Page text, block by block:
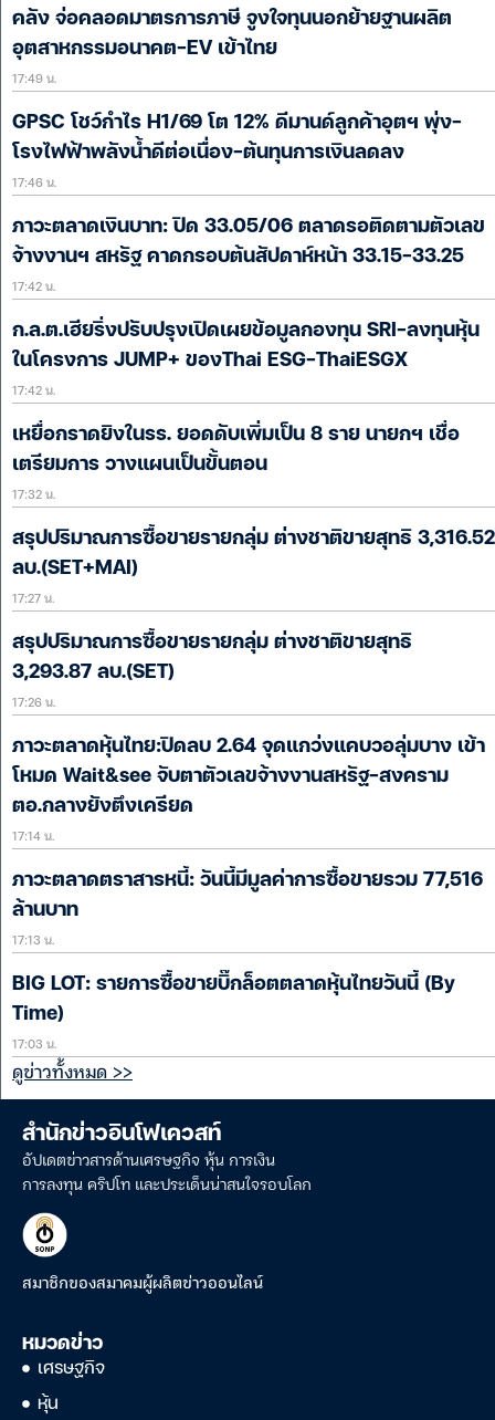
คลัง จ่อคลอดมาตรการภาษี จูงใจทุนนอกย้ายฐานผลิต
อุตสาหกรรมอนาคต-EV เข้าไทย
17:49 น.
GPSC โชว์กำไร H1/69 โต 12% ดีมานด์ลูกค้าอุตฯ พุ่ง-
โรงไฟฟ้าพลังน้ำดีต่อเนื่อง-ต้นทุนการเงินลดลง
17:46 น.
ภาวะตลาดเงินบาท: ปิด 33.05/06 ตลาดรอติดตามตัวเลข
จ้างงานฯ สหรัฐ คาดกรอบต้นสัปดาห์หน้า 33.15-33.25
17:42 น.
ก.ล.ต.เฮียริ่งปรับปรุงเปิดเผยข้อมูลกองทุน SRI-ลงทุนหุ้น
ในโครงการ JUMP+ ของThai ESG-ThaiESGX
17:42 น.
เหยื่อกราดยิงในรร. ยอดดับเพิ่มเป็น 8 ราย นายกฯ เชื่อ
เตรียมการ วางแผนเป็นขั้นตอน
17:32 น.
สรุปปริมาณการซื้อขายรายกลุ่ม ต่างชาติขายสุทธิ 3,316.52
ลบ.(SET+MAI)
17:27 น.
สรุปปริมาณการซื้อขายรายกลุ่ม ต่างชาติขายสุทธิ
3,293.87 ลบ.(SET)
17:26 น.
ภาวะตลาดหุ้นไทย:ปิดลบ 2.64 จุดแกว่งแคบวอลุ่มบาง เข้า
โหมด Wait&see จับตาตัวเลขจ้างงานสหรัฐ-สงคราม
ตอ.กลางยังตึงเครียด
17:14 น.
ภาวะตลาดตราสารหนี้: วันนี้มีมูลค่าการซื้อขายรวม 77,516
ล้านบาท
17:13 น.
BIG LOT: รายการซื้อขายบิ๊กล็อตตลาดหุ้นไทยวันนี้ (By
Time)
17:03 น.
ดูข่าวทั้งหมด >>
สำนักข่าวอินโฟเควสท์
อัปเดตข่าวสารด้านเศรษฐกิจ หุ้น การเงิน
การลงทุน คริปโท และประเด็นน่าสนใจรอบโลก
สมาชิกของสมาคมผู้ผลิตข่าวออนไลน์
หมวดข่าว
เศรษฐกิจ
หุ้น